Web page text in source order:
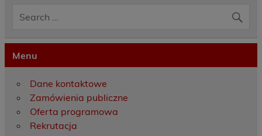
Menu
Dane kontaktowe
Zamówienia publiczne
Oferta programowa
Rekrutacja